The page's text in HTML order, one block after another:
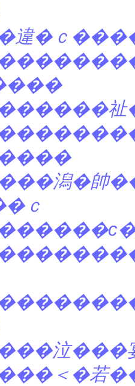
�ｃ
祉
潟�帥
ｃ
泣���宴
＜�若